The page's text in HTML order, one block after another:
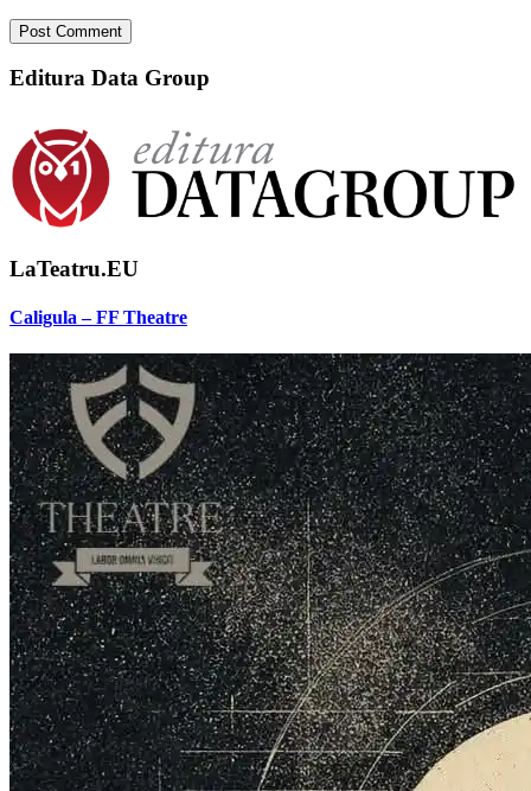
Editura Data Group
LaTeatru.EU
Caligula – FF Theatre